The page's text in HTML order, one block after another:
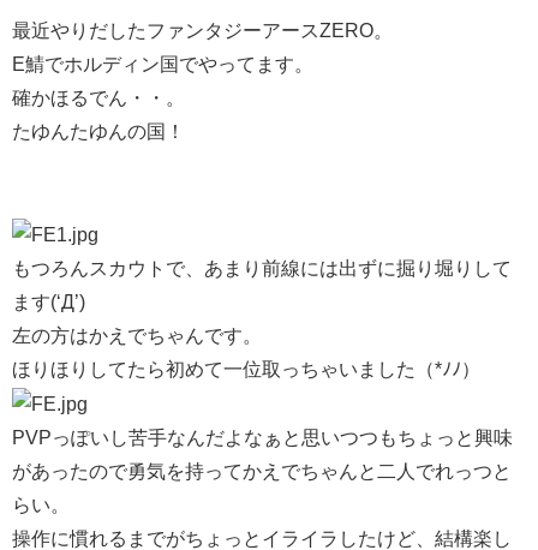
最近やりだしたファンタジーアースZERO。
E鯖でホルディン国でやってます。
確かほるでん・・。
たゆんたゆんの国！
もつろんスカウトで、あまり前線には出ずに掘り堀りして
ます(‘Д’)
左の方はかえでちゃんです。
ほりほりしてたら初めて一位取っちゃいました（*ﾉﾉ）
PVPっぽいし苦手なんだよなぁと思いつつもちょっと興味
があったので勇気を持ってかえでちゃんと二人でれっつと
らい。
操作に慣れるまでがちょっとイライラしたけど、結構楽し